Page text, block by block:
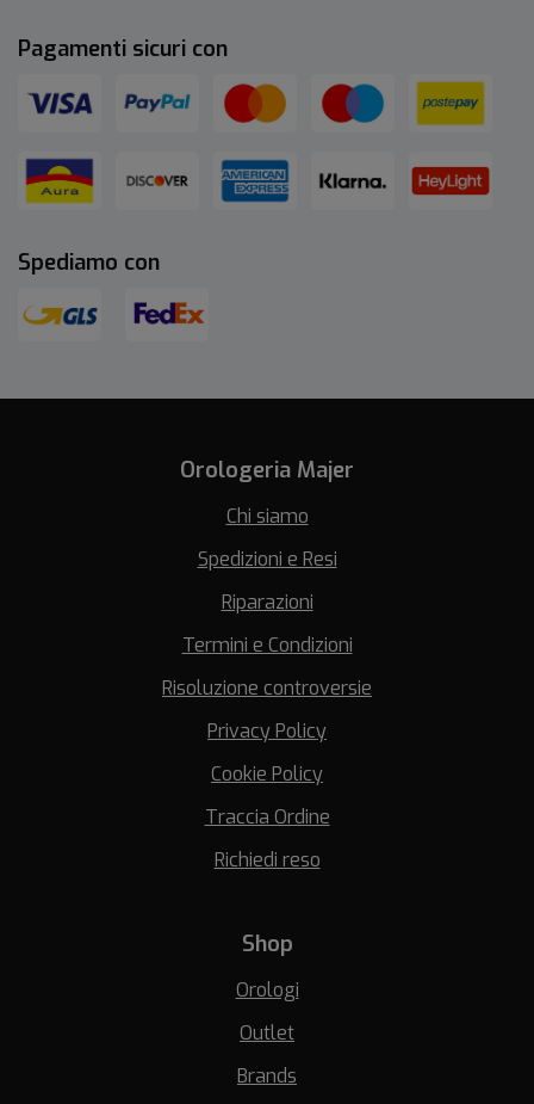
Pagamenti sicuri con
Spediamo con
Orologeria Majer
Chi siamo
Spedizioni e Resi
Riparazioni
Termini e Condizioni
Risoluzione controversie
Privacy Policy
Cookie Policy
Traccia Ordine
Richiedi reso
Shop
Orologi
Outlet
Brands